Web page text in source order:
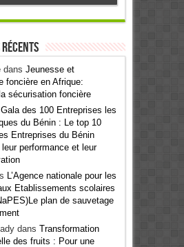
récents
dans Jeunesse et
foncière en Afrique:
sécurisation foncière
Gala des 100 Entreprises les
du Bénin : Le top 10
Entreprises du Bénin
performance et leur
L’Agence nationale pour les
Etablissements scolaires
plan de sauvetage
dans Transformation
des fruits : Pour une